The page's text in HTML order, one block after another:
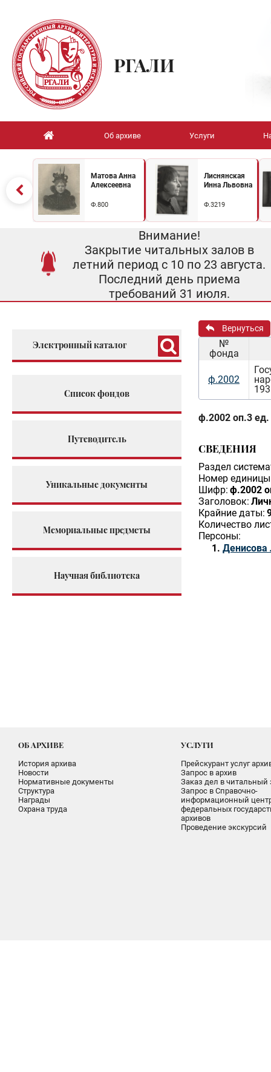
РГАЛИ
Об архиве Услуги
Матова Анна
Алексеевна
Ф.800
Лиснянская
Инна Львовна
Ф.3219
Внимание!
Закрытие читальных залов в
летний период с 10 по 23 августа.
Последний день приема
требований 31 июля.
Электронный каталог
Список фондов
Путеводитель
Уникальные документы
Мемориальные предметы
Научная библиотека
Вернуться
№
фонда
ф.2002
ф.2002 оп.3 ед.
СВЕДЕНИЯ
Раздел
Номер единицы
Шифр: ф.2002
Заголовок:
Крайние даты:
Количество
Персоны:
Денисова
ОБ АРХИВЕ
История архива
Новости
Нормативные документы
Структура
Награды
Охрана труда
УСЛУГИ
Прейскурант услуг
Запрос в архив
Заказ дел в читальный
Запрос в Справочно-
информационный
федеральных
архивов
Проведение экскурсий